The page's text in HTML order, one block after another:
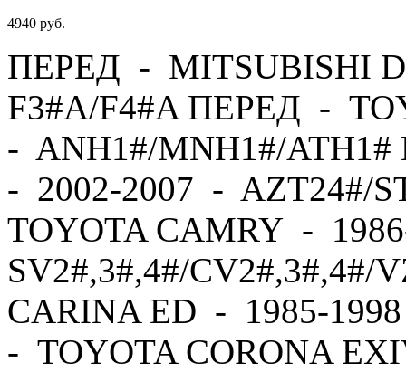
4940 руб.
ПЕРЕД - MITSUBISHI
F3#A/F4#A ПЕРЕД -
- ANH1#/MNH1#/
- 2002-2007 - AZT24#/
TOYOTA CAMRY -
SV2#,3#,4#/
CARINA ED - 1985-
- TOYOTA CORONA